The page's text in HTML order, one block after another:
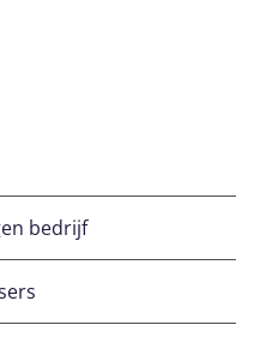
bedrijf